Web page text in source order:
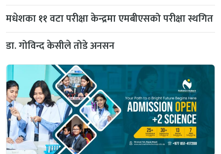
मधेशका ११ वटा परीक्षा केन्द्रमा एमबीएसको परीक्षा स्थगित
डा. गोविन्द केसीले तोडे अनसन